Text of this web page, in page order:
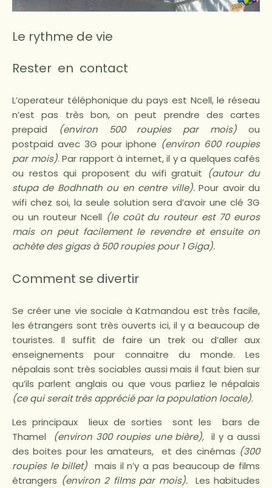
Le rythme de vie
Rester en contact
L’operateur téléphonique du pays est Ncell, le réseau
n’est pas très bon, on peut prendre des cartes
prepaid (environ 500 roupies par mois) ou
postpaid avec 3G pour iphone (environ 600 roupies
par mois). Par rapport à internet, il y a quelques cafés
ou restos qui proposent du wifi gratuit (autour du
stupa de Bodhnath ou en centre ville).Pour avoir du
wifi chez soi, la seule solution sera d’avoir une clé 3G
ou un routeur Ncell (le coût du routeur est 70 euros
mais on peut facilement le revendre et ensuite on
achète des gigas à 500 roupies pour 1 Giga).
Comment se divertir
Se créer une vie sociale à Katmandou est très facile,
les étrangers sont très ouverts ici, il y a beaucoup de
touristes. Il suffit de faire un trek ou d’aller aux
enseignements pour connaitre du monde. Les
népalais sont très sociables aussi mais il faut bien sur
qu’ils parlent anglais ou que vous parliez le népalais
(ce qui serait très apprécié par la population locale).
Les principaux lieux de sorties sont les bars de
Thamel
(environ 300 roupies une bière),il y a aussi
des boites pour les amateurs, et des cinémas (300
roupies le billet) mais il n’y a pas beaucoup de films
étrangers (environ 2 films par mois). Les habitudes